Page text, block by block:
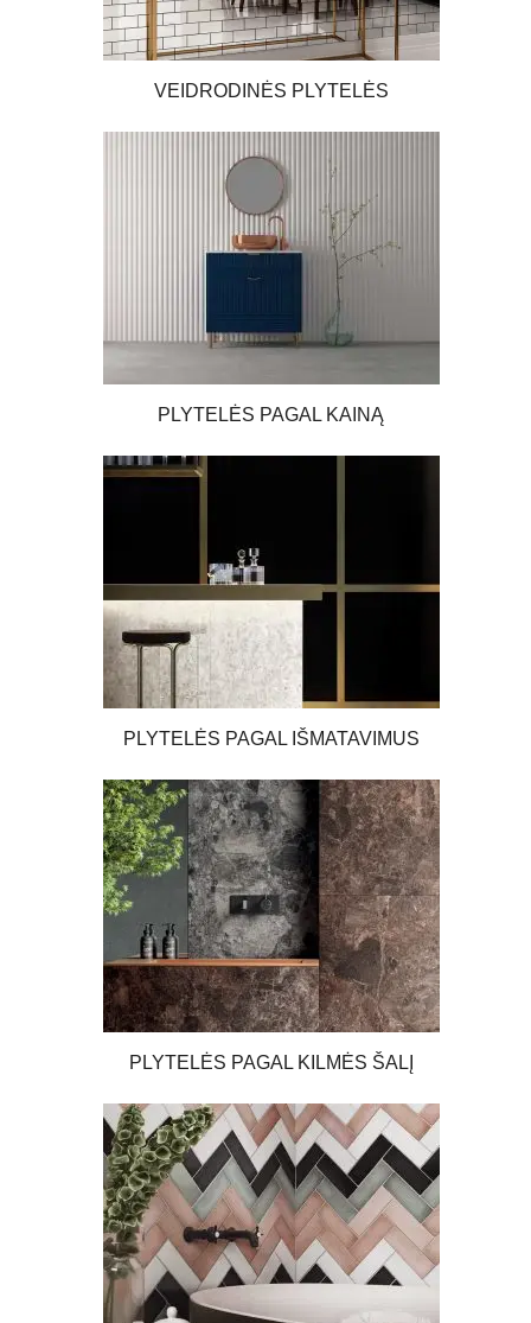
VEIDRODINĖS PLYTELĖS
PLYTELĖS PAGAL KAINĄ
PLYTELĖS PAGAL IŠMATAVIMUS
PLYTELĖS PAGAL KILMĖS ŠALĮ